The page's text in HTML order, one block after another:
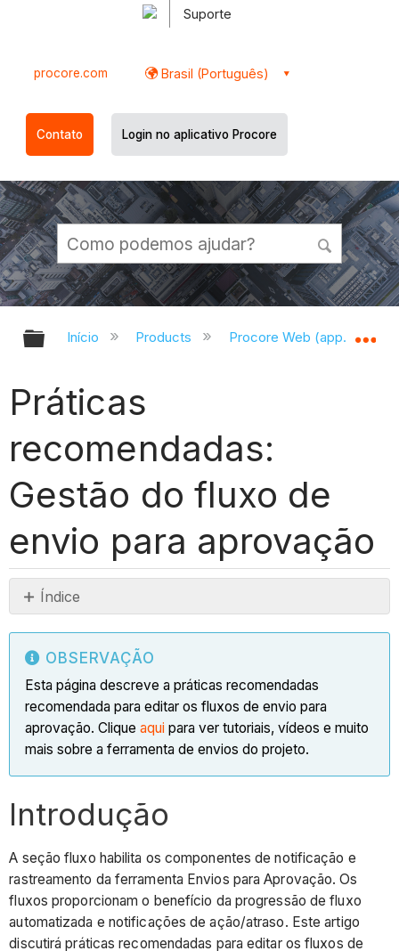
Suporte
procore.com Brasil (Português)
Contato Login no aplicativo Procore
Expandir/recolher hierarquia
Início Products Procore Web
Práticas
recomendadas:
Gestão do fluxo de
envio para aprovação
Índice
Introdução
em
massa
>
aplicar
fluxo
Por
que
devo
usar
ações
em
massa?
OBSERVAÇÃO
Esta página descreve a práticas recomendadas
recomendada para editar os fluxos de envio para
aprovação. Cliqueaqui para ver tutoriais, vídeos e muito
mais sobre a ferramenta de envios do projeto.
Introdução
A seção fluxo habilita os componentes de notificação e
rastreamento da ferramenta Envios para Aprovação. Os
fluxos proporcionam o benefício da progressão de fluxo
automatizada e notificações de ação/atraso. Este artigo
discutirá práticas recomendadas para editar os fluxos de